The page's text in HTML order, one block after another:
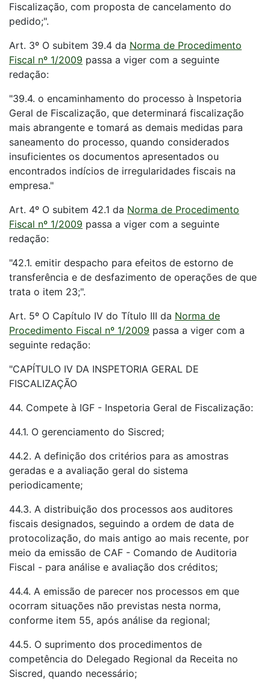
Fiscalização, com proposta de cancelamento do
pedido;".
Art. 3º O subitem 39.4 da Norma de Procedimento
Fiscal nº 1/2009 passa a viger com a seguinte
redação:
"39.4. o encaminhamento do processo à Inspetoria
Geral de Fiscalização, que determinará fiscalização
mais abrangente e tomará as demais medidas para
saneamento do processo, quando considerados
insuficientes os documentos apresentados ou
encontrados indícios de irregularidades fiscais na
empresa."
Art. 4º O subitem 42.1 da Norma de Procedimento
Fiscal nº 1/2009 passa a viger com a seguinte
redação:
"42.1. emitir despacho para efeitos de estorno de
transferência e de desfazimento de operações de que
trata o item 23;".
Art. 5º O Capítulo IV do Título III da Norma de
Procedimento Fiscal nº 1/2009 passa a viger com a
seguinte redação:
"CAPÍTULO IV DA INSPETORIA GERAL DE
FISCALIZAÇÃO
44. Compete à IGF - Inspetoria Geral de Fiscalização:
44.1. O gerenciamento do Siscred;
44.2. A definição dos critérios para as amostras
geradas e a avaliação geral do sistema
periodicamente;
44.3. A distribuição dos processos aos auditores
fiscais designados, seguindo a ordem de data de
protocolização, do mais antigo ao mais recente, por
meio da emissão de CAF - Comando de Auditoria
Fiscal - para análise e avaliação dos créditos;
44.4. A emissão de parecer nos processos em que
ocorram situações não previstas nesta norma,
conforme item 55, após análise da regional;
44.5. O suprimento dos procedimentos de
competência do Delegado Regional da Receita no
Siscred, quando necessário;